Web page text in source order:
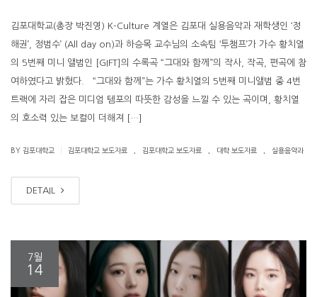
김포대학교(총장 박진영) K-Culture 계열은 김포대 실용음악과 재학생인 ‘정
해권’, 정범수’ (All day on)과 하승목 교수님의 소속팀 ‘투챔프’가 가수 황치열
의 5번째 미니 앨범인 [GIFT]의 수록곡 “그대와 함께”의 작사, 작곡, 편곡에 참
여하였다고 밝혔다. “그대와 함께”는 가수 황치열의 5번째 미니앨범 중 4번
트랙에 자리 잡은 미디엄 템포의 따뜻한 감성을 느낄 수 있는 곡이며, 황치열
의 호소력 있는 보컬이 더해져 […]
BY 김포대학교 김포대학교 보도자료 김포대학교 보도자료 대학 보도자료 실용음악과
DETAIL
7월
14